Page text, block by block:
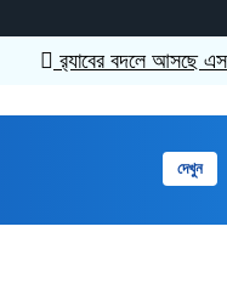
র‍্যাবের বদলে আসছে এসআরবি
দেখুন